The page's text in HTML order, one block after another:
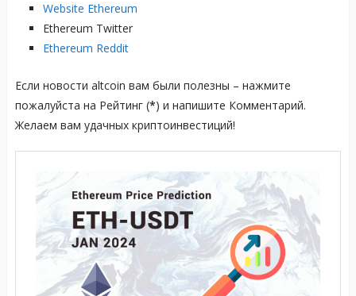
Website Ethereum
Ethereum Twitter
Ethereum Reddit
Если новости altcoin вам были полезны – нажмите
пожалуйста на Рейтинг (*) и напишите Комментарий.
Желаем вам удачных криптоинвестиций!